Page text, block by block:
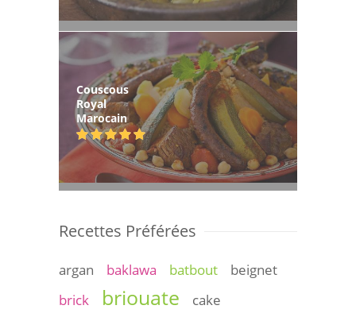
Couscous
Royal
Marocain
Recettes Préférées
argan baklawa batbout
beignet
brick
briouate
cake